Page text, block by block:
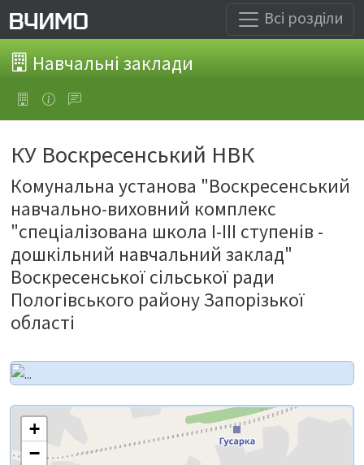
Всі розділи
Навчальні заклади
КУ Воскресенський НВК
Комунальна установа "Воскресенський
навчально-виховний комплекс
"спеціалізована школа І-ІІІ ступенів -
дошкільний навчальний заклад"
Воскресенської сільської ради
Пологівського району Запорізької
області
+
−